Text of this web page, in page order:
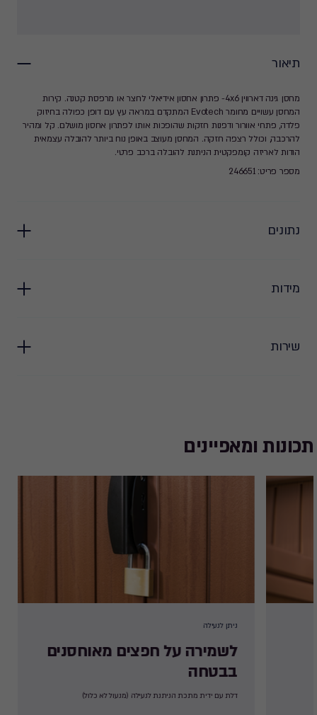
תיאור
מחסן גינה דארווין 4x6- פתרון אחסון אידיאלי לחצר או מרפסת קטנה. קירות
המחסן עשויים מחומר Evotech המתקדם במראה עץ עם דופן כפולה בחיזוק
פלדה, פתחי אוורור ודפנות חזקות שהופכות אותו לפתרון אחסון מושלם. קל ומהיר
להרכבה, וכולל רצפה חזקה. המחסן מעוצב באופן נוח ביותר להובלה עצמאית
הודות לאריזה קומפקטית הניתנת להובלה ברכב פרטי.
מספר פריט: 246651
נתונים
מידות
שירות
תכונות ומאפיינים
ניתן לנעילה
לשמירה על חפצים מאוחסנים
בבטחה ​
דלת עם ידית מתכת הניתנת לנעילה (מנעול לא כלול)​